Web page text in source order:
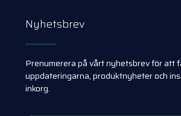
Nyhetsbrev
Prenumerera på vårt nyhetsbrev för att
uppdateringarna, produktnyheter och
inkorg.